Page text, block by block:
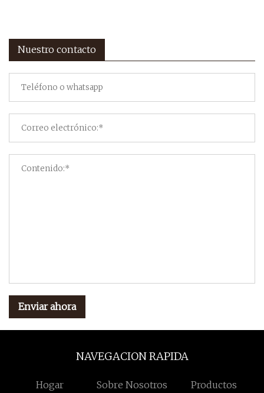
Nuestro contacto
Enviar ahora
NAVEGACION RAPIDA
Hogar Sobre Nosotros Productos